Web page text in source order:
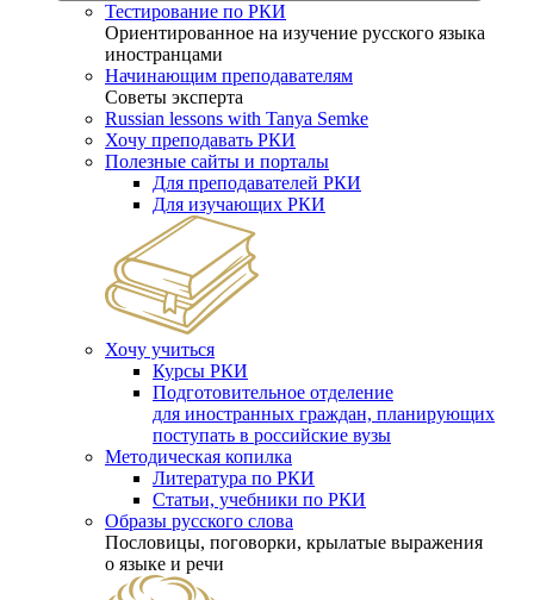
Тестирование по РКИ
Ориентированное на изучение русского языка
иностранцами
Начинающим преподавателям
Советы эксперта
Russian lessons with Tanya Semke
Хочу преподавать РКИ
Полезные сайты и порталы
Для преподавателей РКИ
Для изучающих РКИ
Хочу учиться
Курсы РКИ
Подготовительное отделение
для иностранных граждан, планирующих
поступать в российские вузы
Методическая копилка
Литература по РКИ
Статьи, учебники по РКИ
Образы русского слова
Пословицы, поговорки, крылатые выражения
о языке и речи